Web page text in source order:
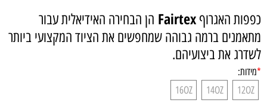
כפפות האגרוף Fairtex הן הבחירה האידיאלית עבור
מתאמנים ברמה גבוהה שמחפשים את הציוד המקצועי ביותר
לשדרג את ביצועיהם.
*מידות:
12OZ
14OZ
16OZ